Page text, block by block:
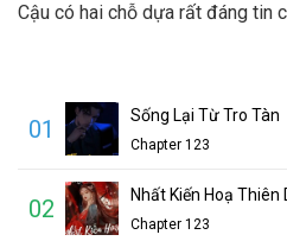
Cậu có hai chỗ dựa rất đáng tin
01 Sống Lại Từ Tro Tàn
Chapter 123
02 Nhất Kiến Hoạ Thiên
Chapter 123